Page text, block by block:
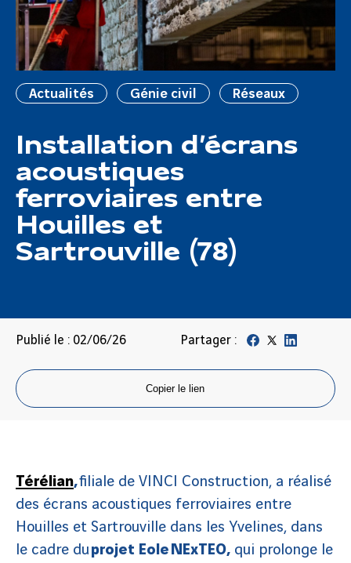
Actualités Génie civil Réseaux
Installation d’écrans
acoustiques
ferroviaires entre
Houilles et
Sartrouville (78)
Publié le : 02/06/26 Partager :
Copier le lien
Térélian,filiale de VINCI Construction, a réalisé
des écrans acoustiques ferroviaires entre
Houilles et Sartrouville dans les Yvelines, dans
le cadre duprojet Eole NExTEO, qui prolonge le